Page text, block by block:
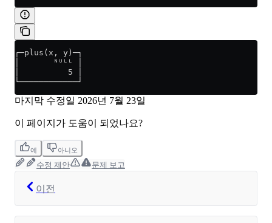
┌─plus(x, y)─┐
│       ᴺᵁᴸᴸ │
│          5 │
└────────────┘
마지막 수정일 2026년 7월 23일
이 페이지가 도움이 되었나요?
예 아니오
수정 제안 문제 보고
이전